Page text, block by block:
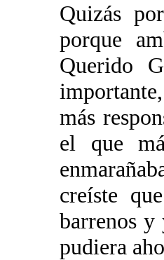
Quizás
porque
Querido
más
el que
creíste
barrenos
pudiera